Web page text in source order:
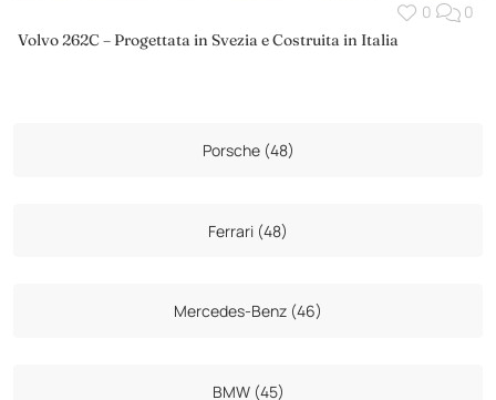
0 0
Volvo 262C – Progettata in Svezia e Costruita in Italia
Porsche (48)
Ferrari (48)
Mercedes-Benz (46)
BMW (45)